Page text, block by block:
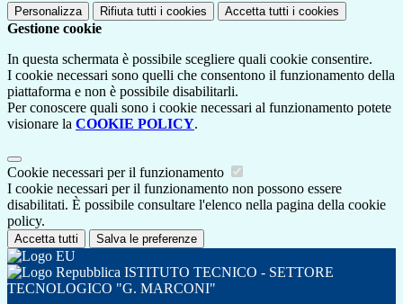
Personalizza Rifiuta tutti i cookies Accetta tutti i cookies
Gestione cookie
In questa schermata è possibile scegliere quali cookie consentire.
I cookie necessari sono quelli che consentono il funzionamento della
piattaforma e non è possibile disabilitarli.
Per conoscere quali sono i cookie necessari al funzionamento potete
visionare la COOKIE POLICY.
Cookie necessari per il funzionamento
I cookie necessari per il funzionamento non possono essere
disabilitati. È possibile consultare l'elenco nella pagina della cookie
policy.
Accetta tutti Salva le preferenze
ISTITUTO TECNICO - SETTORE
TECNOLOGICO "G. MARCONI"